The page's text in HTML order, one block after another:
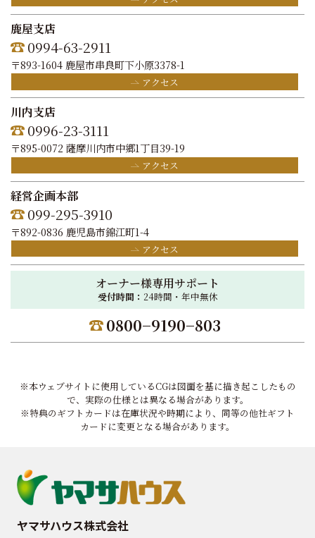
鹿屋支店
0994-63-2911
〒893-1604 鹿屋市串良町下小原3378-1
アクセス
川内支店
0996-23-3111
〒895-0072 薩摩川内市中郷1丁目39-19
アクセス
経営企画本部
099-295-3910
〒892-0836 鹿児島市錦江町1-4
アクセス
オーナー様専用サポート
受付時間： 24時間・年中無休
0800−9190−803
※本ウェブサイトに使用しているCGは図面を基に描き起こしたもの
で、実際の仕様とは異なる場合があります。
※特典のギフトカードは在庫状況や時期により、同等の他社ギフト
カードに変更となる場合があります。
ヤマサハウス株式会社